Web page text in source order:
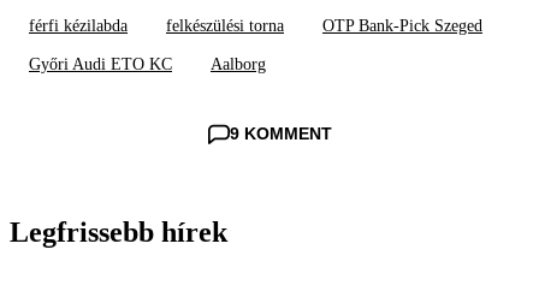
férfi kézilabda felkészülési torna OTP Bank-Pick Szeged
Győri Audi ETO KC Aalborg
9 KOMMENT
Legfrissebb hírek